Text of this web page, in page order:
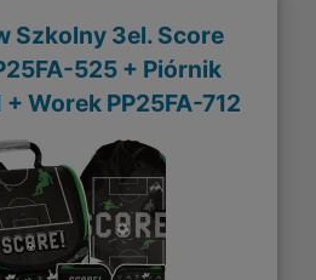
Szkolny 3el. Score
525 + Piórnik
Worek PP25FA-712